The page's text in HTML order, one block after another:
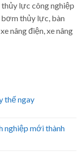
lực công nghiệp
thủy lực, bàn
nâng điện, xe nâng
thế ngay
nghiệp mới thành